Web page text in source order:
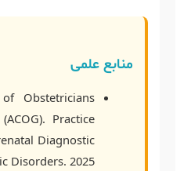
منابع علمی
Obstetricians
Practice
Diagnostic
Disorders. 2025.